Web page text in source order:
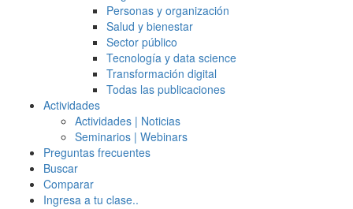
Personas y organización
Salud y bienestar
Sector público
Tecnología y data science
Transformación digital
Todas las publicaciones
Actividades
Actividades | Noticias
Seminarios | Webinars
Preguntas frecuentes
Buscar
Comparar
Ingresa a tu clase..